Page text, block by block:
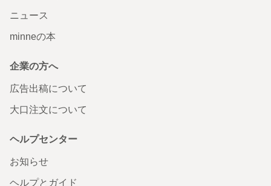
ニュース
minneの本
企業の方へ
広告出稿について
大口注文について
ヘルプセンター
お知らせ
ヘルプとガイド